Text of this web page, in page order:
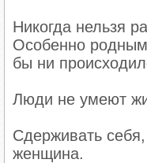
Никогда нельзя
Особенно родным
бы ни
Люди не умеют
Сдерживать
женщина.